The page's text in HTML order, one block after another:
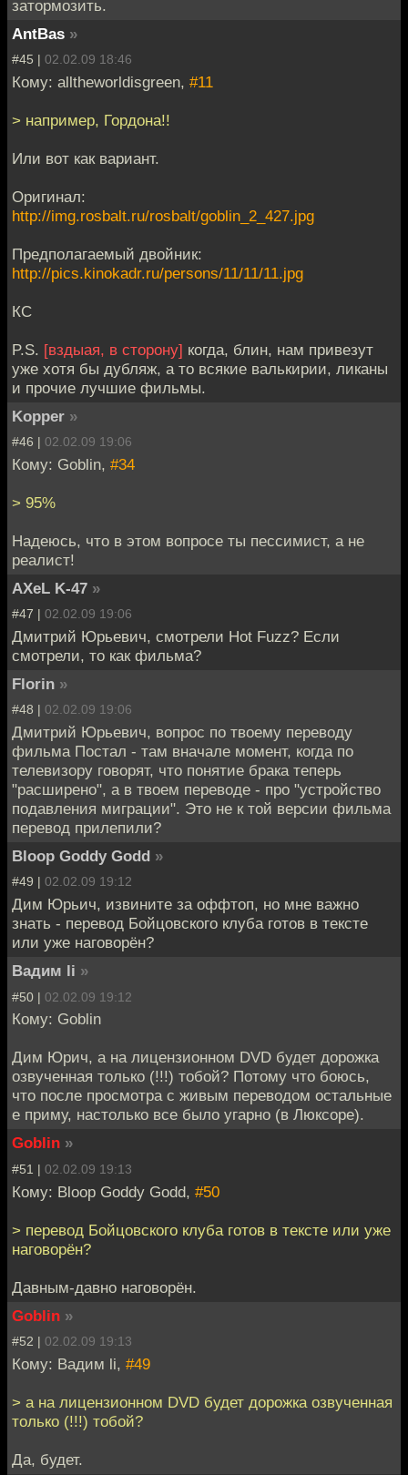
затормозить.
AntBas »
#45 | 02.02.09 18:46
Кому: alltheworldisgreen, #11
> например, Гордона!!
Или вот как вариант.
Оригинал:
http://img.rosbalt.ru/rosbalt/goblin_2_427.jpg
Предполагаемый двойник:
http://pics.kinokadr.ru/persons/11/11/11.jpg
КС
P.S. [вздыая, в сторону] когда, блин, нам привезут
уже хотя бы дубляж, а то всякие валькирии, ликаны
и прочие лучшие фильмы.
Kopper »
#46 | 02.02.09 19:06
Кому: Goblin, #34
> 95%
Надеюсь, что в этом вопросе ты пессимист, а не
реалист!
AXeL K-47 »
#47 | 02.02.09 19:06
Дмитрий Юрьевич, смотрели Hot Fuzz? Если
смотрели, то как фильма?
Florin »
#48 | 02.02.09 19:06
Дмитрий Юрьевич, вопрос по твоему переводу
фильма Постал - там вначале момент, когда по
телевизору говорят, что понятие брака теперь
"расширено", а в твоем переводе - про "устройство
подавления миграции". Это не к той версии фильма
перевод прилепили?
Bloop Goddy Godd »
#49 | 02.02.09 19:12
Дим Юрьич, извините за оффтоп, но мне важно
знать - перевод Бойцовского клуба готов в тексте
или уже наговорён?
Вадим li »
#50 | 02.02.09 19:12
Кому: Goblin
Дим Юрич, а на лицензионном DVD будет дорожка
озвученная только (!!!) тобой? Потому что боюсь,
что после просмотра с живым переводом остальные
е приму, настолько все было угарно (в Люксоре).
Goblin »
#51 | 02.02.09 19:13
Кому: Bloop Goddy Godd, #50
> перевод Бойцовского клуба готов в тексте или уже
наговорён?
Давным-давно наговорён.
Goblin »
#52 | 02.02.09 19:13
Кому: Вадим li, #49
> а на лицензионном DVD будет дорожка озвученная
только (!!!) тобой?
Да, будет.